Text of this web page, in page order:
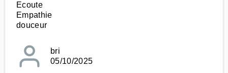
Ecoute
Empathie
douceur
bri
05/10/2025